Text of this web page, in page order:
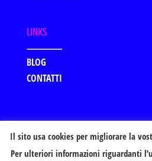
LINKS
BLOG
CONTATTI
Il sito usa cookies per migliorare la
Per ulteriori informazioni riguardanti